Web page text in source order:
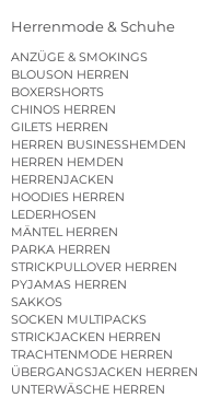
Herrenmode & Schuhe
ANZÜGE & SMOKINGS
BLOUSON HERREN
BOXERSHORTS
CHINOS HERREN
GILETS HERREN
HERREN BUSINESSHEMDEN
HERREN HEMDEN
HERRENJACKEN
HOODIES HERREN
LEDERHOSEN
MÄNTEL HERREN
PARKA HERREN
STRICKPULLOVER HERREN
PYJAMAS HERREN
SAKKOS
SOCKEN MULTIPACKS
STRICKJACKEN HERREN
TRACHTENMODE HERREN
ÜBERGANGSJACKEN HERREN
UNTERWÄSCHE HERREN